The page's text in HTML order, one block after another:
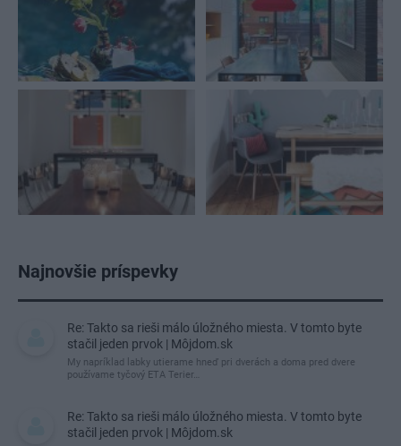
Najnovšie príspevky
Re: Takto sa rieši málo úložného miesta. V tomto byte
stačil jeden prvok | Môjdom.sk
My napríklad labky utierame hneď pri dverách a doma pred dvere
používame tyčový ETA Terier…
Re: Takto sa rieši málo úložného miesta. V tomto byte
stačil jeden prvok | Môjdom.sk